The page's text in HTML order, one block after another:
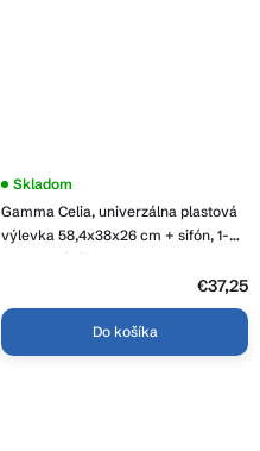
Gamma Celia, univerzálna plastová
výlevka 58,4x38x26 cm + sifón, 1-
komorová, čierna, GMA-KGC60-BK
Skladom
€37,25
Do košíka